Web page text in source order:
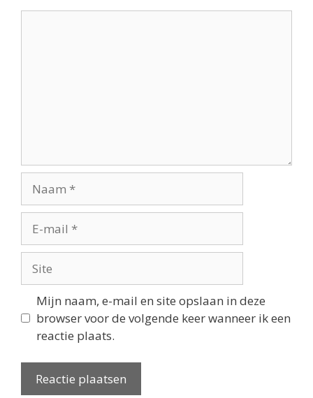
Mijn naam, e-mail en site opslaan in deze
browser voor de volgende keer wanneer ik een
reactie plaats.